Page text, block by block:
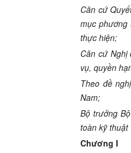
Căn cứ
mục phương
thực hiện;
Căn cứ Nghị
vụ, quyền
Theo đề
Nam;
Bộ trưởng
toàn kỹ thuật
Chương I